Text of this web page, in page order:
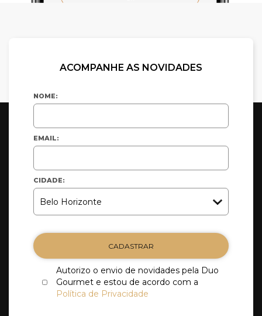
ACOMPANHE AS NOVIDADES
NOME:
EMAIL:
CIDADE:
CADASTRAR
Autorizo o envio de novidades pela Duo
Gourmet e estou de acordo com a
Política de Privacidade